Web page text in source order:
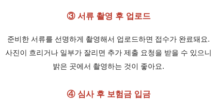
③ 서류 촬영 후 업로드
준비한 서류를 선명하게 촬영해서 업로드하면 접수가 완료돼요.
사진이 흐리거나 일부가 잘리면 추가 제출 요청을 받을 수 있으니
밝은 곳에서 촬영하는 것이 좋아요.
④ 심사 후 보험금 입금